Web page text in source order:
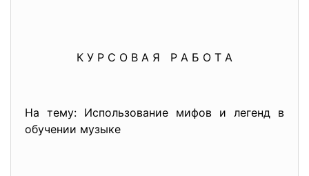
К У Р С О В А Я Р А Б О Т А
На тему: Использование мифов и легенд в
обучении музыке